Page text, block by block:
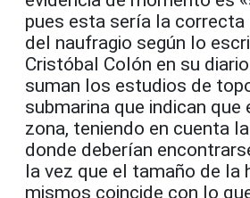
pues esta sería la
del naufragio según lo
Cristóbal Colón en su
suman los estudios de
submarina que indican que
zona, teniendo en cuenta
donde deberían
la vez que el tamaño de la
mismos coincide con lo